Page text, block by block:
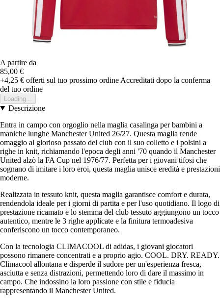
A partire da
85,00 €
+4,25 € offerti sul tuo prossimo ordine Accreditati dopo la conferma
del tuo ordine
Loading...
Descrizione
Entra in campo con orgoglio nella maglia casalinga per bambini a
maniche lunghe Manchester United 26/27. Questa maglia rende
omaggio al glorioso passato del club con il suo colletto e i polsini a
righe in knit, richiamando l'epoca degli anni '70 quando il Manchester
United alzò la FA Cup nel 1976/77. Perfetta per i giovani tifosi che
sognano di imitare i loro eroi, questa maglia unisce eredità e prestazioni
moderne.
Realizzata in tessuto knit, questa maglia garantisce comfort e durata,
rendendola ideale per i giorni di partita e per l'uso quotidiano. Il logo di
prestazione ricamato e lo stemma del club tessuto aggiungono un tocco
autentico, mentre le 3 righe applicate e la finitura termoadesiva
conferiscono un tocco contemporaneo.
Con la tecnologia CLIMACOOL di adidas, i giovani giocatori
possono rimanere concentrati e a proprio agio. COOL. DRY. READY.
Climacool allontana e disperde il sudore per un'esperienza fresca,
asciutta e senza distrazioni, permettendo loro di dare il massimo in
campo. Che indossino la loro passione con stile e fiducia
rappresentando il Manchester United.